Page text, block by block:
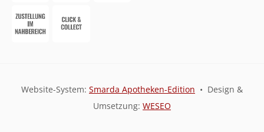
Website-System: Smarda Apotheken-Edition • Design &
Umsetzung: WESEO